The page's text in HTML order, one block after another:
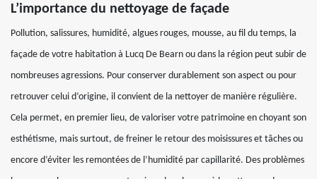
L’importance du nettoyage de façade
Pollution, salissures, humidité, algues rouges, mousse, au fil du temps, la
façade de votre habitation à Lucq De Bearn ou dans la région peut subir de
nombreuses agressions. Pour conserver durablement son aspect ou pour
retrouver celui d’origine, il convient de la nettoyer de manière régulière.
Cela permet, en premier lieu, de valoriser votre patrimoine en choyant son
esthétisme, mais surtout, de freiner le retour des moisissures et tâches ou
encore d’éviter les remontées de l’humidité par capillarité. Des problèmes